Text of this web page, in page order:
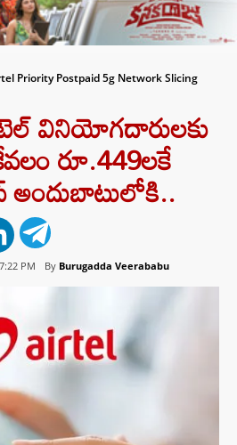
Priority Postpaid 5g Network Slicing
వినియోగదారులకు
రూ.449లకే
అందుబాటులోకి..
7:22 PM By Burugadda Veerababu